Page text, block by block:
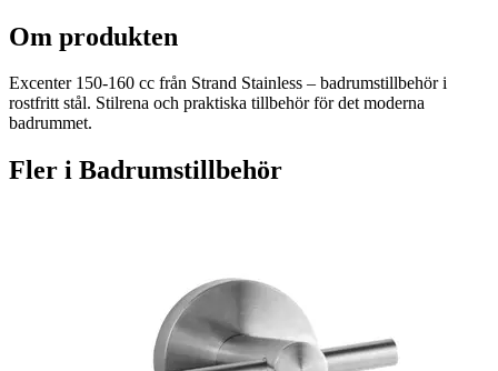
Om produkten
Excenter 150-160 cc från Strand Stainless – badrumstillbehör i
rostfritt stål. Stilrena och praktiska tillbehör för det moderna
badrummet.
Fler i Badrumstillbehör